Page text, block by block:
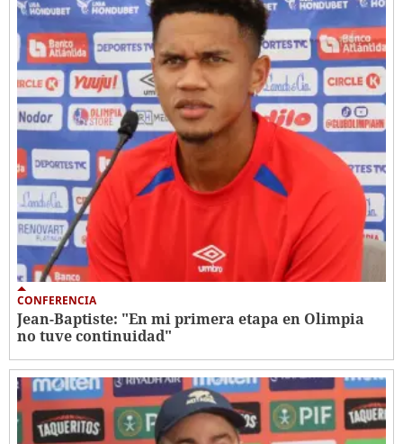
CONFERENCIA
Jean-Baptiste: "En mi primera etapa en Olimpia
no tuve continuidad"